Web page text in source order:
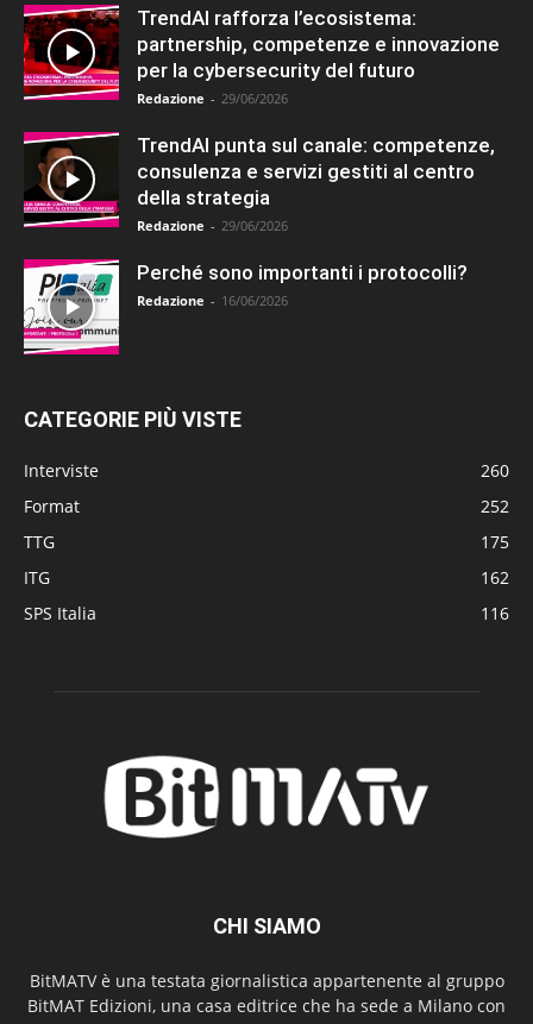
TrendAI rafforza l’ecosistema:
partnership, competenze e innovazione
per la cybersecurity del futuro
Redazione - 29/06/2026
TrendAI punta sul canale: competenze,
consulenza e servizi gestiti al centro
della strategia
Redazione - 29/06/2026
Perché sono importanti i protocolli?
Redazione - 16/06/2026
CATEGORIE PIÙ VISTE
Interviste
260
Format
252
TTG
175
ITG
162
SPS Italia
116
CHI SIAMO
BitMATV è una testata giornalistica appartenente al gruppo
BitMAT Edizioni, una casa editrice che ha sede a Milano con